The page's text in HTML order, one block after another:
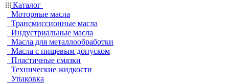
Каталог
Моторные масла
Трансмиссионные масла
Индустриальные масла
Масла для металлообработки
Масла с пищевым допуском
Пластичные смазки
Технические жидкости
Упаковка